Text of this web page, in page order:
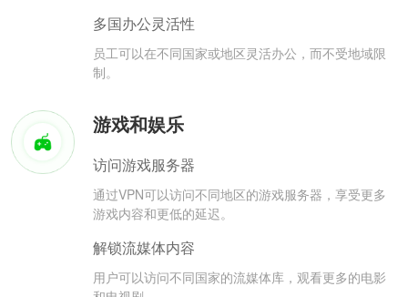
多国办公灵活性
员工可以在不同国家或地区灵活办公，而不受地域限
制。
游戏和娱乐
访问游戏服务器
通过VPN可以访问不同地区的游戏服务器，享受更多
游戏内容和更低的延迟。
解锁流媒体内容
用户可以访问不同国家的流媒体库，观看更多的电影